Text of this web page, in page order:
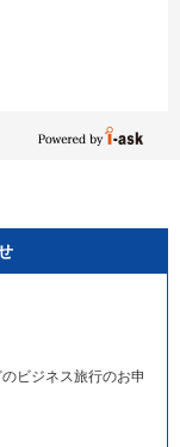
ビジネス旅行のお申